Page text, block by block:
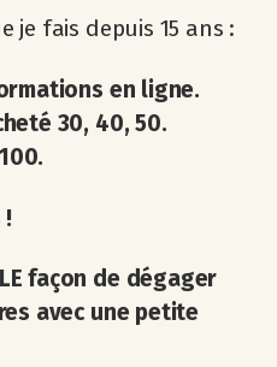
je fais depuis 15 ans :
en ligne.
30, 40, 50.
!
façon de dégager
avec une petite